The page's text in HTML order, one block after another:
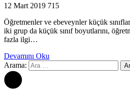
12 Mart 2019 715
Öğretmenler ve ebeveynler küçük
iki grup da küçük sınıf boyutlarını,
fazla ilgi…
Devamını Oku
Arama: